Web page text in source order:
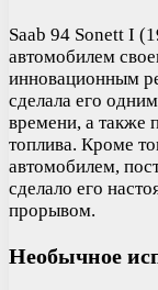
Saab 94 Sonett I
автомобилем
инновационным
сделала его
времени, а также
топлива. Кроме
автомобилем,
сделало его
прорывом.
Необычное